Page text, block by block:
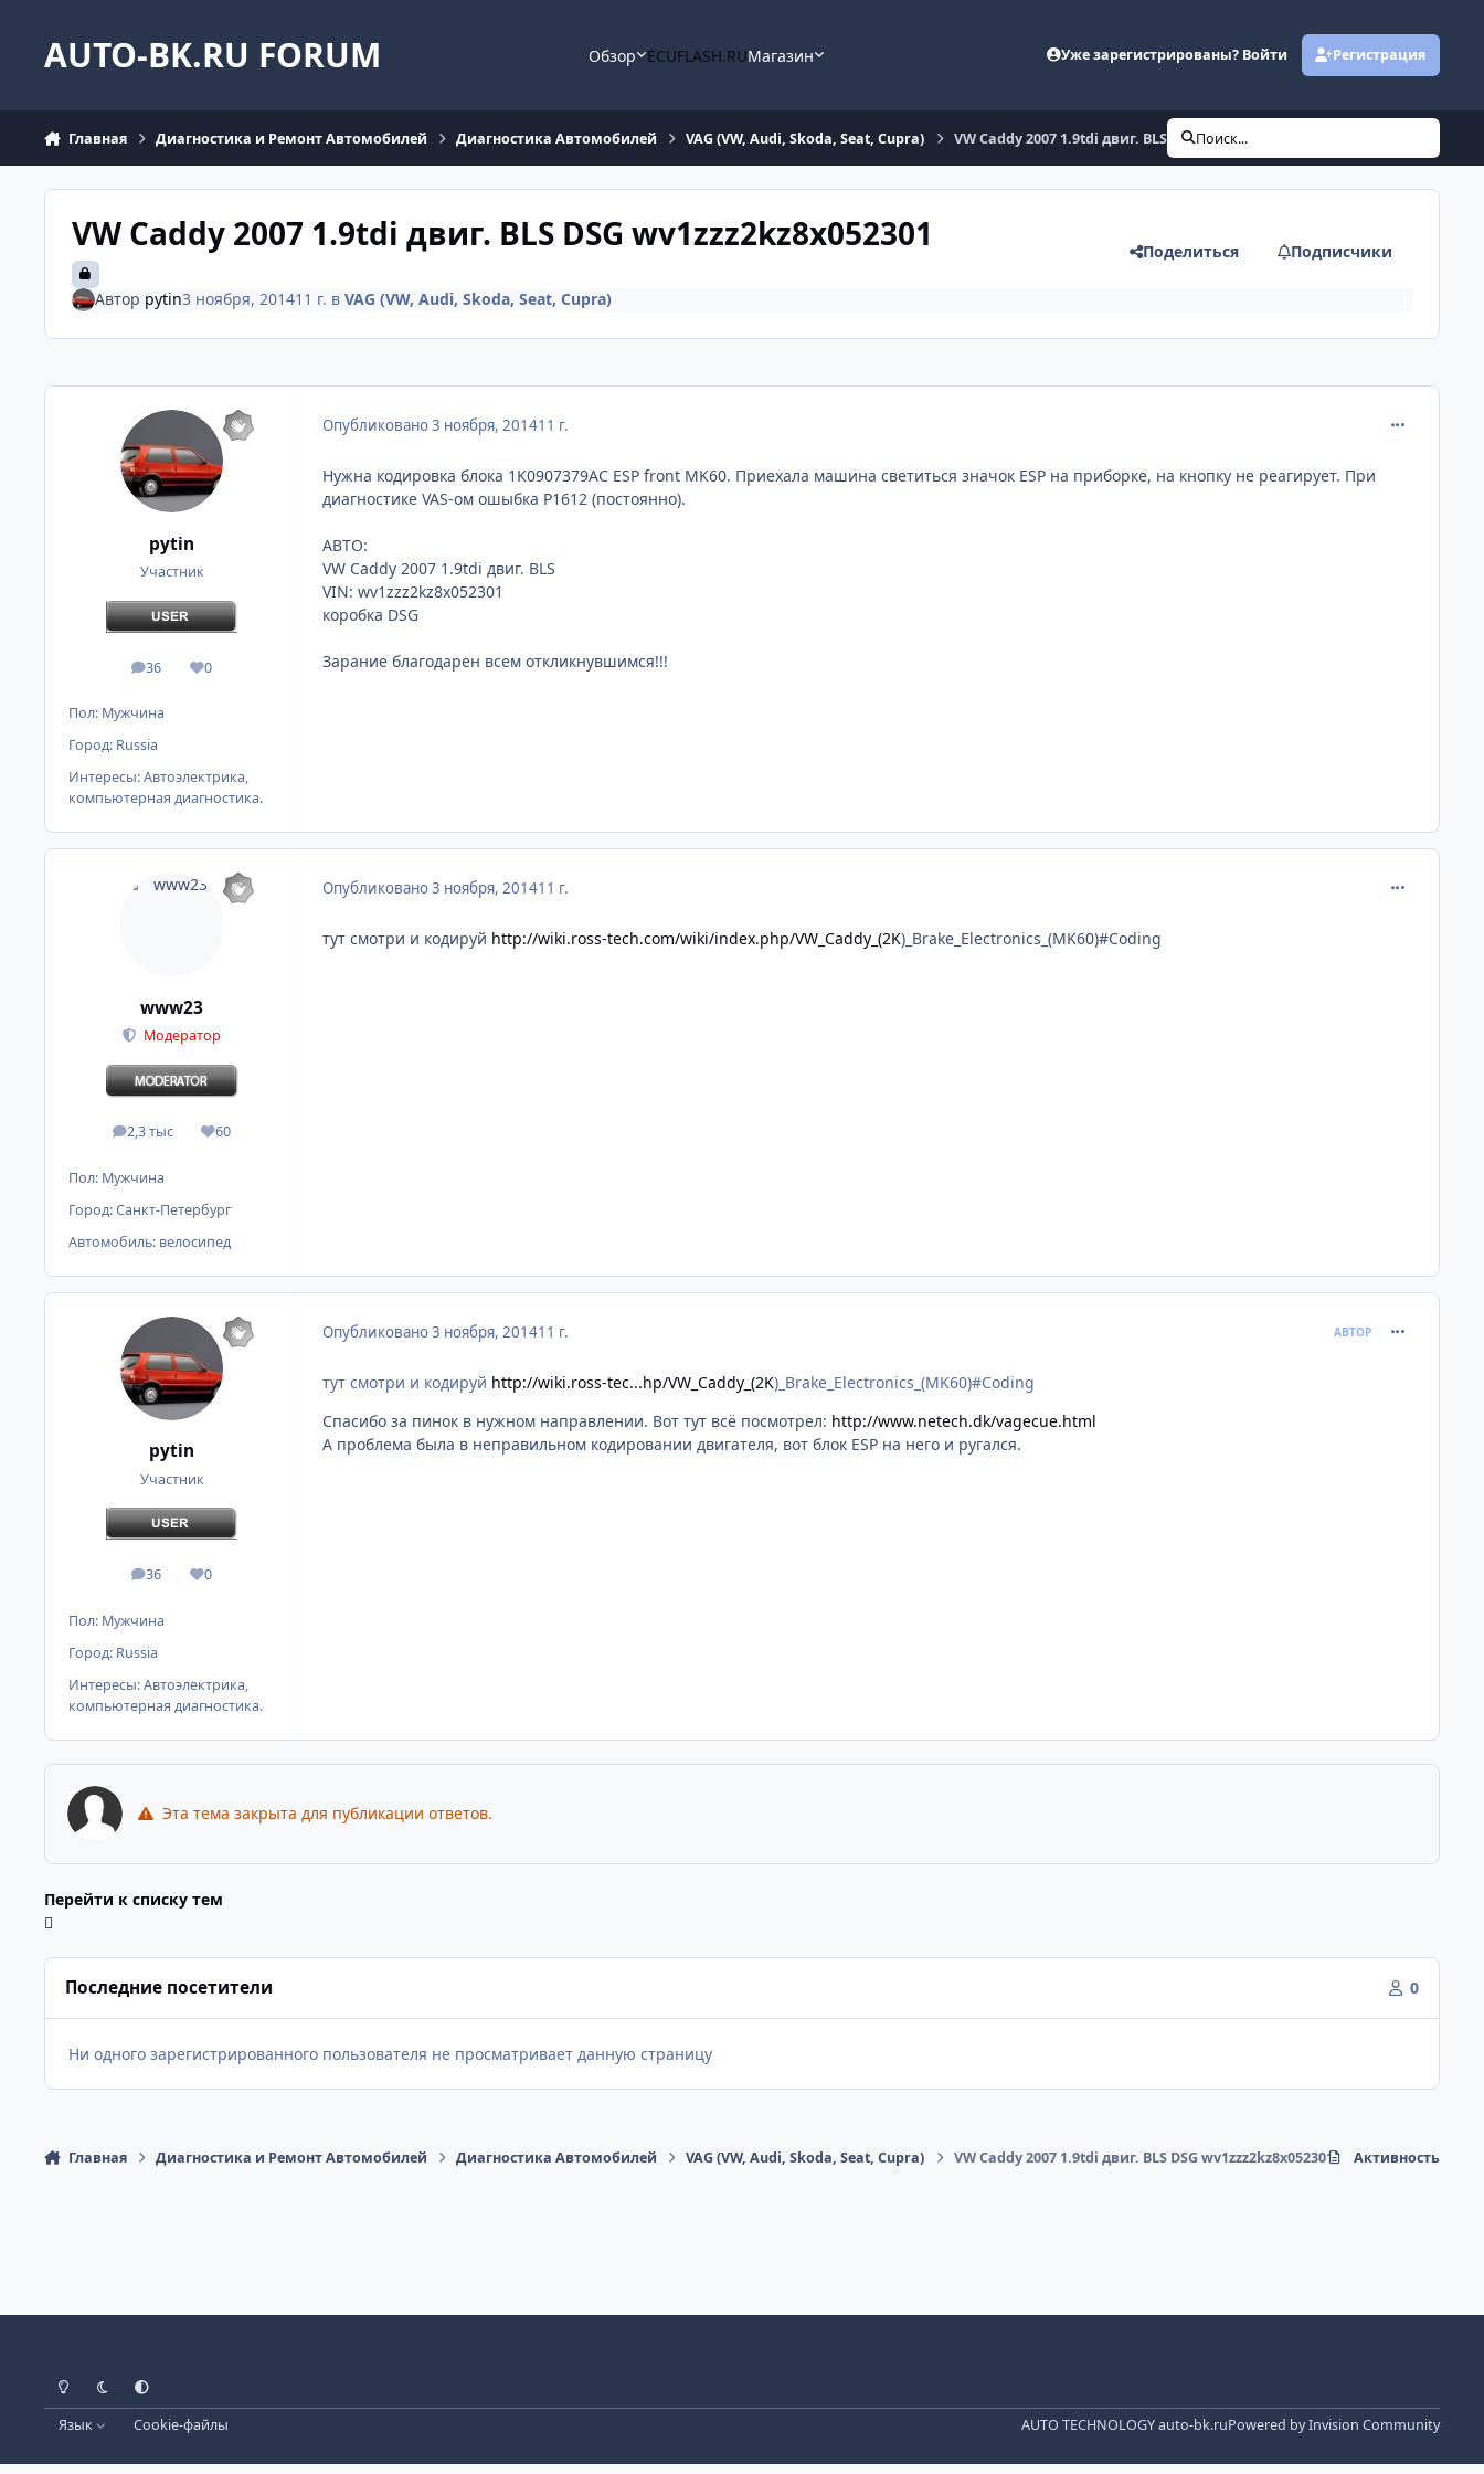
AUTO-BK.RU FORUM Обзор ECUFLASH.RUМагазин Уже зарегистрированы? Войти Регистрация
Главная Диагностика и Ремонт Автомобилей Диагностика Автомобилей VAG (VW, Audi, Skoda, Seat, Cupra) VW Caddy 2007 1.9tdi двиг. BLS DSG wv1zzz2kz8x052301
Поиск...
VW Caddy 2007 1.9tdi двиг. BLS DSG wv1zzz2kz8x052301 Поделиться Подписчики
Автор pytin3 ноября, 201411 г. в VAG (VW, Audi, Skoda, Seat, Cupra)
pytin
Участник
36
сообщения
0
Репутация
Пол: Мужчина
Город: Russia
Интересы:Автоэлектрика,
компьютерная диагностика.
Опубликовано3 ноября, 201411 г.
Нужна кодировка блока 1K0907379AC ESP front MK60. Приехала машина светиться значок ESP на приборке, на кнопку не реагирует. При
диагностике VAS-ом ошыбка P1612 (постоянно).
АВТО:
VW Caddy 2007 1.9tdi двиг. BLS
VIN: wv1zzz2kz8x052301
коробка DSG
Зарание благодарен всем откликнувшимся!!!
www23
Модератор
2,3 тыс
сообщения60
Репутация
Пол: Мужчина
Город:Санкт-Петербург
Автомобиль: велосипед
Опубликовано3 ноября, 201411 г.
тут смотри и кодируй http://wiki.ross-tech.com/wiki/index.php/VW_Caddy_(2K)_Brake_Electronics_(MK60)#Coding
pytin
Участник
36
сообщения
0
Репутация
Пол: Мужчина
Город: Russia
Интересы:Автоэлектрика,
компьютерная диагностика.
Опубликовано3 ноября, 201411 г. АВТОР
тут смотри и кодируй http://wiki.ross-tec...hp/VW_Caddy_(2K)_Brake_Electronics_(MK60)#Coding
Спасибо за пинок в нужном направлении. Вот тут всё посмотрел: http://www.netech.dk/vagecue.html
А проблема была в неправильном кодировании двигателя, вот блок ESP на него и ругался.
Эта тема закрыта для публикации ответов.
Перейти к списку тем
Последние посетители 0
Ни одного зарегистрированного пользователя не просматривает данную страницу
Главная Диагностика и Ремонт Автомобилей Диагностика Автомобилей VAG (VW, Audi, Skoda, Seat, Cupra) VW Caddy 2007 1.9tdi двиг. BLS DSG wv1zzz2kz8x052301 Активность
Светлый Режим
Темный Режим
Настройка Системы
Язык Cookie-файлы AUTO TECHNOLOGY auto-bk.ruPowered byInvision Community